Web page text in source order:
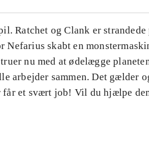
Ratchet og Clank er strandede
Nefarius skabt en
nu med at ødelægge
arbejder sammen. Det gælder
får et svært job! Vil du hjælpe